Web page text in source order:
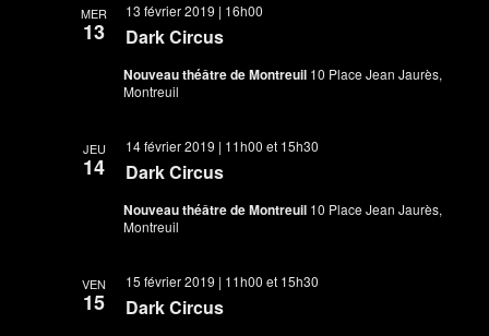
MER
13 Dark Circus
13 février 2019 | 16h00
Nouveau théâtre de Montreuil 10 Place Jean Jaurès,
Montreuil
JEU
14 Dark Circus
14 février 2019 | 11h00 et 15h30
Nouveau théâtre de Montreuil 10 Place Jean Jaurès,
Montreuil
VEN
15 Dark Circus
15 février 2019 | 11h00 et 15h30